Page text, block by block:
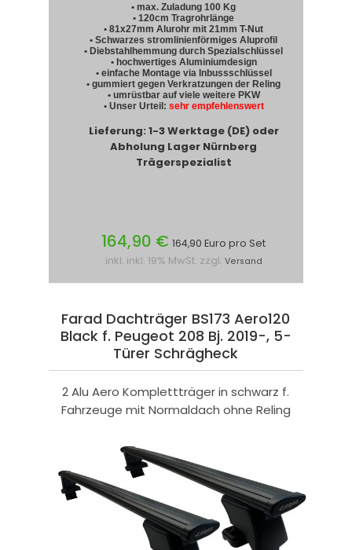
• max. Zuladung 100 Kg
• 120cm Tragrohrlänge
• 81x27mm Alurohr mit 21mm T-Nut
• Schwarzes stromlinienförmiges Aluprofil
• Diebstahlhemmung durch Spezialschlüssel
• hochwertiges Aluminiumdesign
• einfache Montage via Inbussschlüssel
• gummiert gegen Verkratzungen der Reling
• umrüstbar auf viele weitere PKW
• Unser Urteil: sehr empfehlenswert
Lieferung: 1-3 Werktage (DE) oder
Abholung Lager Nürnberg
Trägerspezialist
164,90 € 164,90 Euro pro Set
inkl. inkl. 19% MwSt. zzgl. Versand
Farad Dachträger BS173 Aero120
Black f. Peugeot 208 Bj. 2019-, 5-
Türer Schrägheck
2 Alu Aero Komplettträger in schwarz f.
Fahrzeuge mit Normaldach ohne Reling